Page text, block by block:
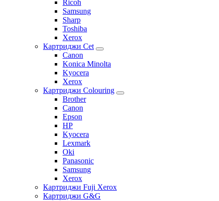
Ricoh
Samsung
Sharp
Toshiba
Xerox
Картриджи Cet
Canon
Konica Minolta
Kyocera
Xerox
Картриджи Colouring
Brother
Canon
Epson
HP
Kyocera
Lexmark
Oki
Panasonic
Samsung
Xerox
Картриджи Fuji Xerox
Картриджи G&G